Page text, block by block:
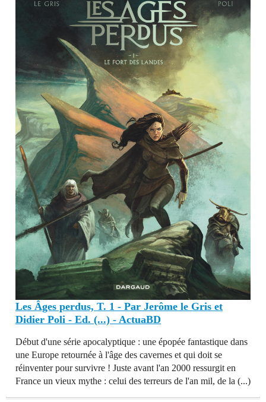
Les Âges perdus, T. 1 - Par Jerôme le Gris et
Didier Poli - Ed. (...) - ActuaBD
Début d'une série apocalyptique : une épopée fantastique dans
une Europe retournée à l'âge des cavernes et qui doit se
réinventer pour survivre ! Juste avant l'an 2000 ressurgit en
France un vieux mythe : celui des terreurs de l'an mil, de la (...)